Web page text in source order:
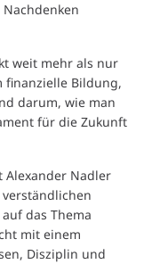
weit mehr als nur
finanzielle Bildung,
darum, wie man
für die Zukunft
Alexander Nadler
das Thema
mit einem
Disziplin und